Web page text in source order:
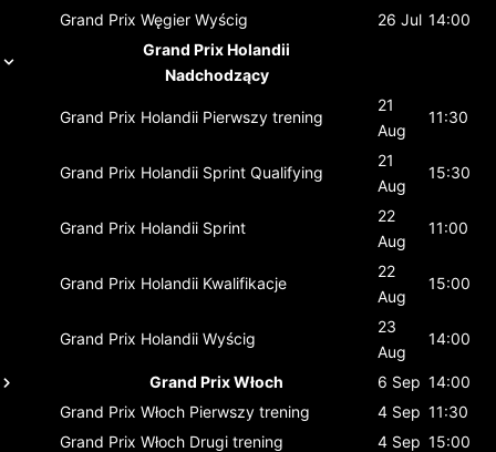
Grand Prix Węgier Wyścig 26 Jul 14:00
Grand Prix Holandii
Nadchodzący
Grand Prix Holandii Pierwszy trening
21
Aug
11:30
Grand Prix Holandii Sprint Qualifying
21
Aug
15:30
Grand Prix Holandii Sprint
22
Aug
11:00
Grand Prix Holandii Kwalifikacje
22
Aug
15:00
Grand Prix Holandii Wyścig
23
Aug
14:00
Grand Prix Włoch 6 Sep 14:00
Grand Prix Włoch Pierwszy trening 4 Sep 11:30
Grand Prix Włoch Drugi trening 4 Sep 15:00